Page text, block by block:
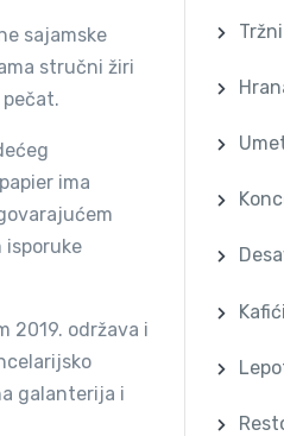
sajamske
stručni žiri
ima
isporuke
2019. održava i
galanterijа i